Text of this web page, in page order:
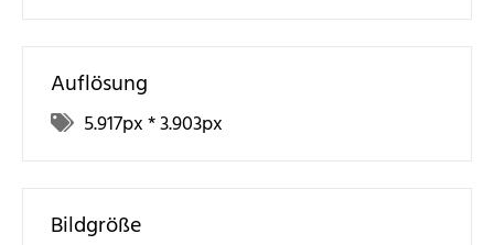
Auflösung
5.917px *3.903px
Bildgröße